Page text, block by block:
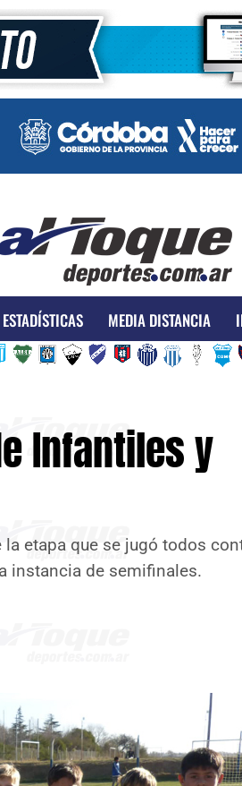
ESTADÍSTICAS MEDIA DISTANCIA
Infantiles y
etapa que se jugó todos
instancia de semifinales.